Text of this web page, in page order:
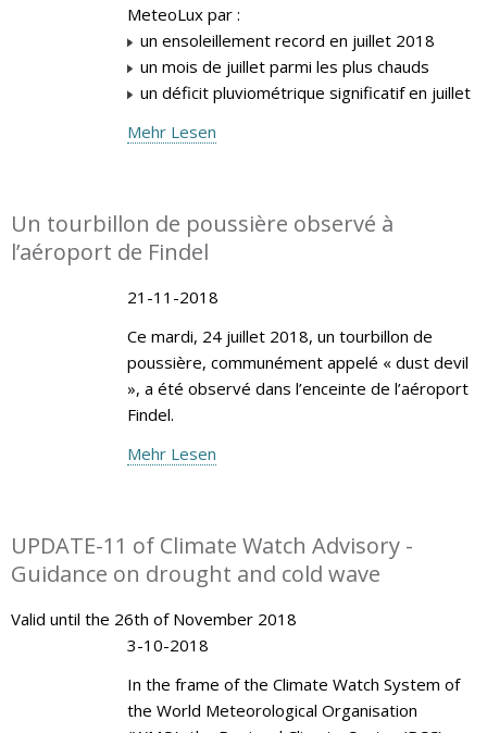
MeteoLux par :
un ensoleillement record en juillet 2018
un mois de juillet parmi les plus chauds
un déficit pluviométrique significatif en juillet
Mehr Lesen
Un tourbillon de poussière observé à
l’aéroport de Findel
21-11-2018
Ce mardi, 24 juillet 2018, un tourbillon de
poussière, communément appelé « dust devil
», a été observé dans l’enceinte de l’aéroport
Findel.
Mehr Lesen
UPDATE-11 of Climate Watch Advisory -
Guidance on drought and cold wave
Valid until the 26th of November 2018
3-10-2018
In the frame of the Climate Watch System of
the World Meteorological Organisation